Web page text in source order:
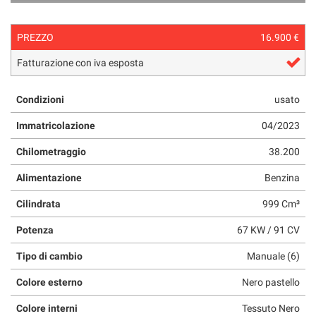
PREZZO 16.900 €
Fatturazione con iva esposta
Condizioni usato
Immatricolazione 04/2023
Chilometraggio 38.200
Alimentazione Benzina
Cilindrata 999 Cm³
Potenza 67 KW / 91 CV
Tipo di cambio Manuale (6)
Colore esterno Nero pastello
Colore interni Tessuto Nero
strumenti
di
si
alla
cookie
policy.
Puoi
rivedere
e
modificare
tue
scelte
qualsiasi
momento.